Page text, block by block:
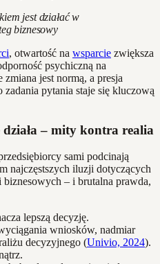
jest działać w
biznesowy
, otwartość na wsparcie zwiększa
psychiczną na
jest normą, a presja
pytania staje się kluczową
– mity kontra realia
sami podcinają
najczęstszych iluzji dotyczących
– i brutalna prawda,
lepszą decyzję.
wniosków, nadmiar
decyzyjnego (Univio, 2024).